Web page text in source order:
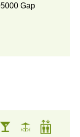
Gap